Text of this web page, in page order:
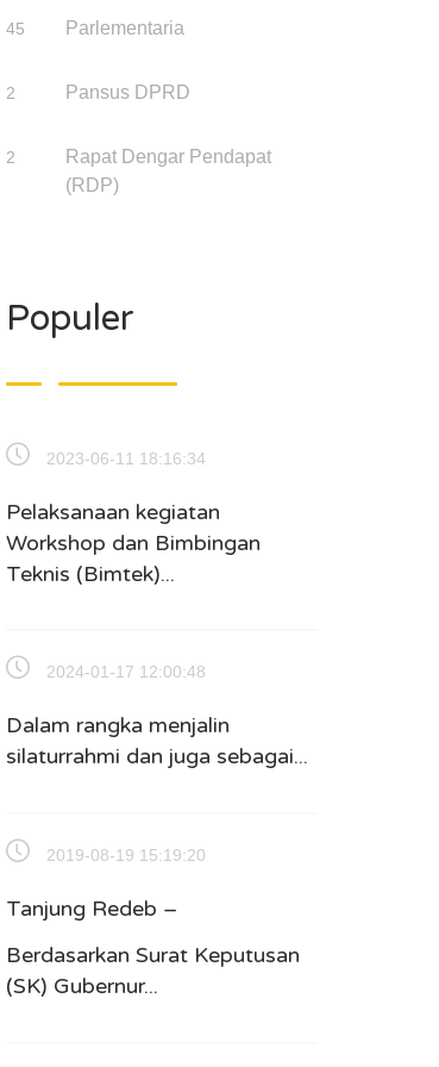
45 Parlementaria
2 Pansus DPRD
2
Rapat Dengar Pendapat
(RDP)
Populer
2023-06-11 18:16:34
Pelaksanaan kegiatan
Workshop dan Bimbingan
Teknis (Bimtek)...
2024-01-17 12:00:48
Dalam rangka menjalin
silaturrahmi dan juga sebagai...
2019-08-19 15:19:20
Tanjung Redeb –
Berdasarkan Surat Keputusan
(SK) Gubernur...